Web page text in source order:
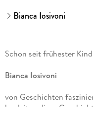
Bianca Iosivoni
Schon seit frühester
Bianca Iosivoni
von Geschichten
begleiten diese